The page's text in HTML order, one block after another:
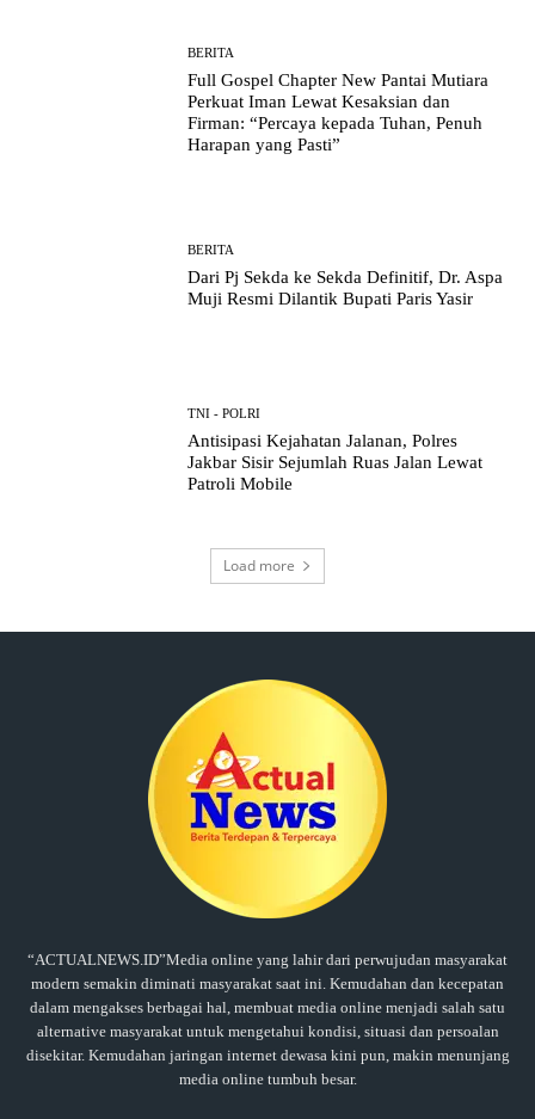
BERITA
Full Gospel Chapter New Pantai Mutiara
Perkuat Iman Lewat Kesaksian dan
Firman: “Percaya kepada Tuhan, Penuh
Harapan yang Pasti”
BERITA
Dari Pj Sekda ke Sekda Definitif, Dr. Aspa
Muji Resmi Dilantik Bupati Paris Yasir
TNI - POLRI
Antisipasi Kejahatan Jalanan, Polres
Jakbar Sisir Sejumlah Ruas Jalan Lewat
Patroli Mobile
Load more
“ACTUALNEWS.ID”Media online yang lahir dari perwujudan masyarakat
modern semakin diminati masyarakat saat ini. Kemudahan dan kecepatan
dalam mengakses berbagai hal, membuat media online menjadi salah satu
alternative masyarakat untuk mengetahui kondisi, situasi dan persoalan
disekitar. Kemudahan jaringan internet dewasa kini pun, makin menunjang
media online tumbuh besar.